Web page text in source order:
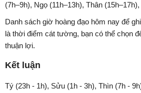
(7h–9h), Ngọ (11h–13h), Thân
Danh sách giờ hoàng đạo hôm nay để
là thời điểm cát tường, bạn có thể chọn
thuận lợi.
Kết luận
Tý (23h - 1h), Sửu (1h - 3h), Thìn (7h -